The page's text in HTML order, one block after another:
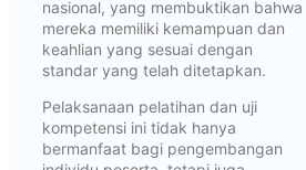
nasional, yang membuktikan bahwa
mereka memiliki kemampuan dan
keahlian yang sesuai dengan
standar yang telah ditetapkan.
Pelaksanaan pelatihan dan uji
kompetensi ini tidak hanya
bermanfaat bagi pengembangan